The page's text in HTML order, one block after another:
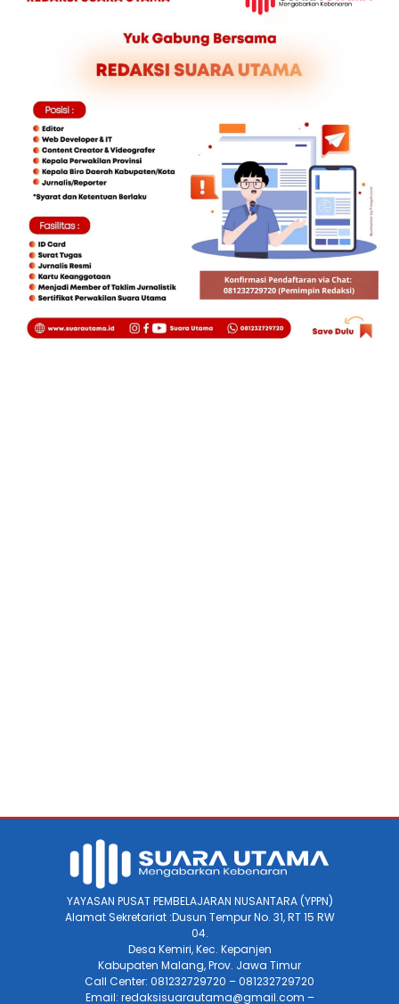
YAYASAN PUSAT PEMBELAJARAN NUSANTARA (YPPN)
Alamat Sekretariat :Dusun Tempur No. 31, RT 15 RW
04.
Desa Kemiri, Kec. Kepanjen
Kabupaten Malang, Prov. Jawa Timur
Call Center: 081232729720 – 081232729720
Email: redaksisuarautama@gmail.com –